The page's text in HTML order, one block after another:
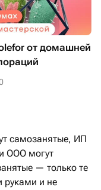
от домашней
самозанятые, ИП
ООО могут
— только те
руками и не